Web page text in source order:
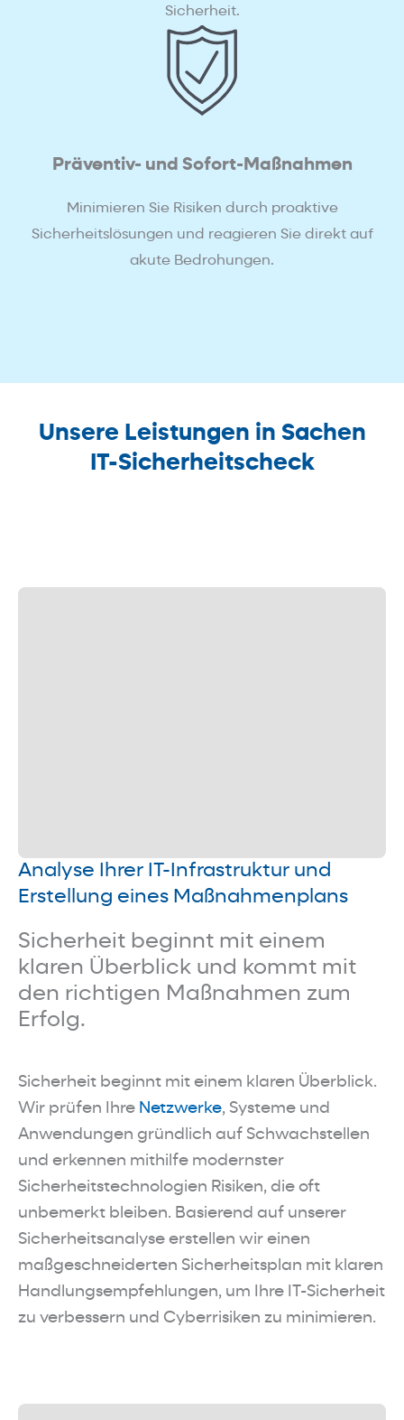
Sicherheit.
Präventiv- und Sofort-Maßnahmen
Minimieren Sie Risiken durch proaktive
Sicherheitslösungen und reagieren Sie direkt auf
akute Bedrohungen.
Unsere Leistungen in Sachen
IT-Sicherheitscheck
Analyse Ihrer IT-Infrastruktur und
Erstellung eines Maßnahmenplans
Sicherheit beginnt mit einem
klaren Überblick und kommt mit
den richtigen Maßnahmen zum
Erfolg.
Sicherheit beginnt mit einem klaren Überblick.
Wir prüfen Ihre Netzwerke, Systeme und
Anwendungen gründlich auf Schwachstellen
und erkennen mithilfe modernster
Sicherheitstechnologien Risiken, die oft
unbemerkt bleiben. Basierend auf unserer
Sicherheitsanalyse erstellen wir einen
maßgeschneiderten Sicherheitsplan mit klaren
Handlungsempfehlungen, um Ihre IT-Sicherheit
zu verbessern und Cyberrisiken zu minimieren.